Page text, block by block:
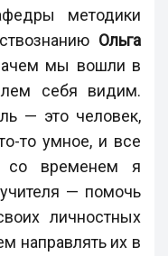
методики
Ольга
мы вошли в
себя видим.
— это человек,
то умное, и все
со временем я
— помочь
личностных
направлять их в